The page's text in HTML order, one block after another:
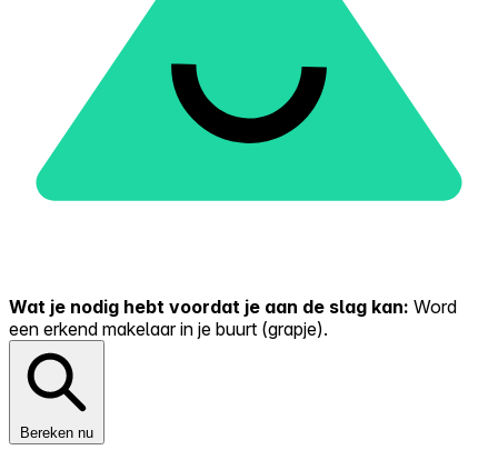
Wat je nodig hebt voordat je aan de slag kan: Word
een erkend makelaar in je buurt (grapje).
Bereken nu